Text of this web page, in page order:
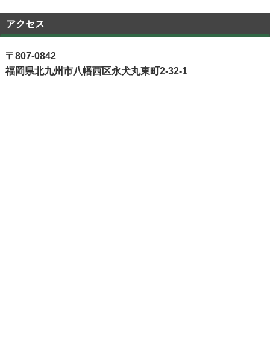
アクセス
〒807-0842
福岡県北九州市八幡西区永犬丸東町2-32-1